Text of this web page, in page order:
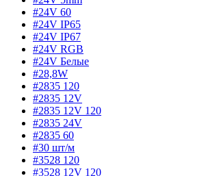
#24V 60
#24V IP65
#24V IP67
#24V RGB
#24V Белые
#28,8W
#2835 120
#2835 12V
#2835 12V 120
#2835 24V
#2835 60
#30 шт/м
#3528 120
#3528 12V 120